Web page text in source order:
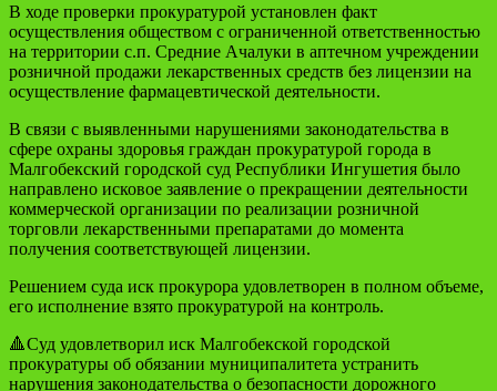
В ходе проверки прокуратурой установлен факт
осуществления обществом с ограниченной ответственностью
на территории с.п. Средние Ачалуки в аптечном учреждении
розничной продажи лекарственных средств без лицензии на
осуществление фармацевтической деятельности.
В связи с выявленными нарушениями законодательства в
сфере охраны здоровья граждан прокуратурой города в
Малгобекский городской суд Республики Ингушетия было
направлено исковое заявление о прекращении деятельности
коммерческой организации по реализации розничной
торговли лекарственными препаратами до момента
получения соответствующей лицензии.
Решением суда иск прокурора удовлетворен в полном объеме,
его исполнение взято прокуратурой на контроль.
🔺Суд удовлетворил иск Малгобекской городской
прокуратуры об обязании муниципалитета устранить
нарушения законодательства о безопасности дорожного